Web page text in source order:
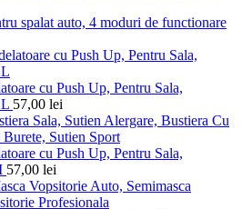
spalat auto, 4 moduri de functionare
cu Push Up, Pentru Sala,
57,00 lei
cu Push Up, Pentru Sala,
57,00 lei